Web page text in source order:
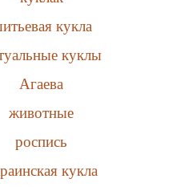
кукла
куклы
Агаева
животные
роспись
кукла